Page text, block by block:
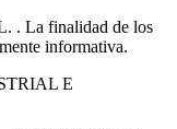
. La finalidad de los
informativa.
E